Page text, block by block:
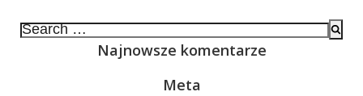
Search
Najnowsze komentarze
Meta